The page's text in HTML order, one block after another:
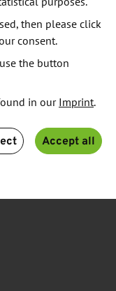
then please click
consent.
the button
in our Imprint.
Accept all